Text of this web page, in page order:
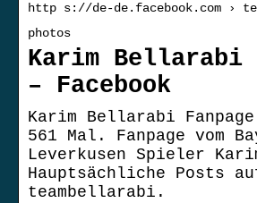
http s://de-de.facebook.com ›
photos
Karim Bellarabi
– Facebook
Karim Bellarabi
561 Mal. Fanpage vom
Leverkusen Spieler
Hauptsächliche Posts
teambellarabi.